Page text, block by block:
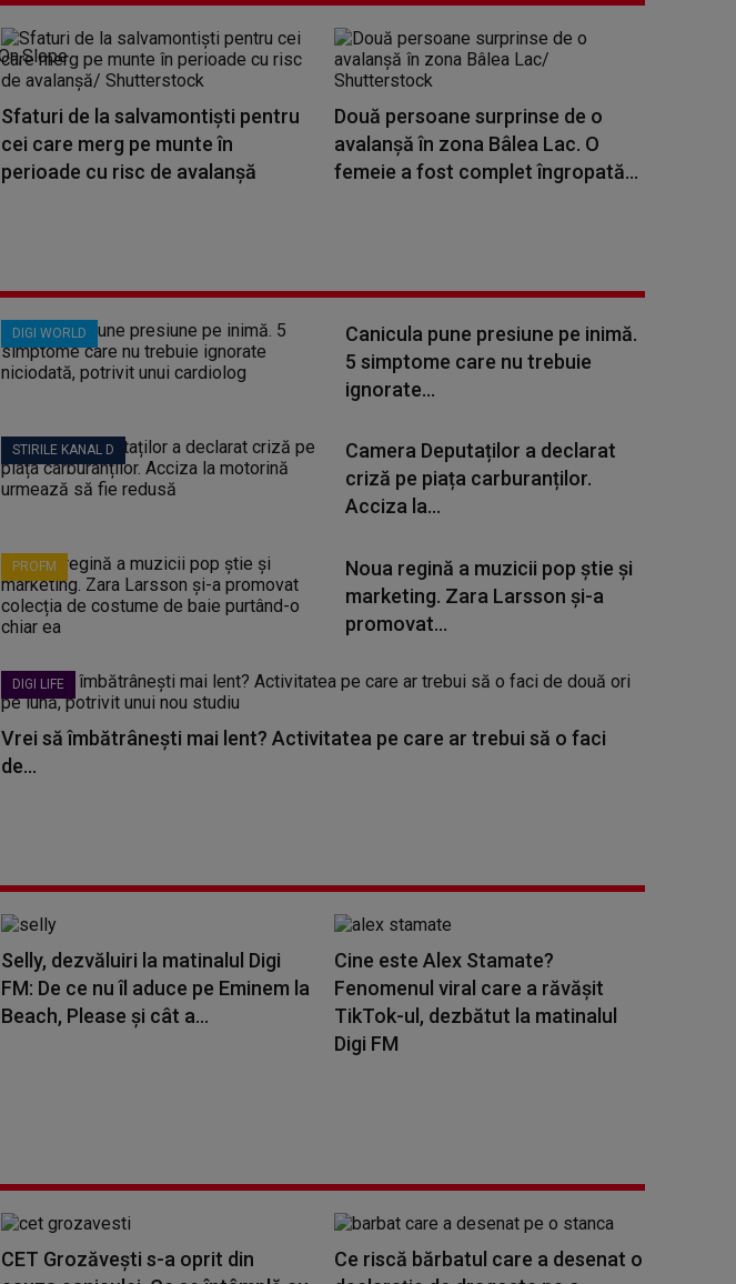
Sfaturi de la salvamontiști pentru
cei care merg pe munte în
perioade cu risc de avalanșă
Două persoane surprinse de o
avalanşă în zona Bâlea Lac. O
femeie a fost complet îngropată...
DIGI WORLD
Canicula pune presiune pe inimă.
5 simptome care nu trebuie
ignorate...
STIRILE KANAL D
Camera Deputaților a declarat
criză pe piața carburanților.
Acciza la...
PROFM
Noua regină a muzicii pop știe și
marketing. Zara Larsson și-a
promovat...
DIGI LIFE
Vrei să îmbătrânești mai lent? Activitatea pe care ar trebui să o faci
de...
Selly, dezvăluiri la matinalul Digi
FM: De ce nu îl aduce pe Eminem la
Beach, Please și cât a...
Cine este Alex Stamate?
Fenomenul viral care a răvășit
TikTok-ul, dezbătut la matinalul
Digi FM
CET Grozăvești s-a oprit din
Ce riscă bărbatul care a desenat o